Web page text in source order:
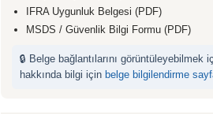
IFRA Uygunluk Belgesi (PDF)
MSDS / Güvenlik Bilgi Formu (PDF)
🔒 Belge bağlantılarını görüntüleyebilmek
hakkında bilgi için belge bilgilendirme